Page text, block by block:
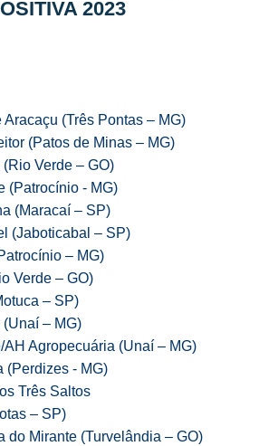
2023
(Três Pontas – MG)
(Patos de Minas – MG)
Verde – GO)
(Patrocínio - MG)
(Maracaí – SP)
(Jaboticabal – SP)
– MG)
Verde – GO)
– SP)
– MG)
AH Agropecuária (Unaí – MG)
(Perdizes - MG)
Três Saltos
– SP)
do Mirante (Turvelândia – GO)